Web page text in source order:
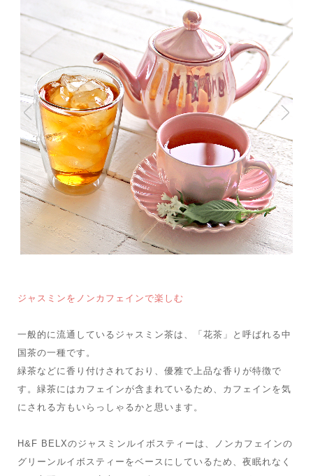
ジャスミンをノンカフェインで楽しむ
一般的に流通しているジャスミン茶は、「花茶」と呼ばれる中
国茶の一種です。
緑茶などに香り付けされており、優雅で上品な香りが特徴で
す。緑茶にはカフェインが含まれているため、カフェインを気
にされる方もいらっしゃるかと思います。
H&F BELXのジャスミンルイボスティーは、ノンカフェインの
グリーンルイボスティーをベースにしているため、夜眠れなく